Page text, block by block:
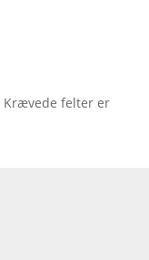
Krævede felter er